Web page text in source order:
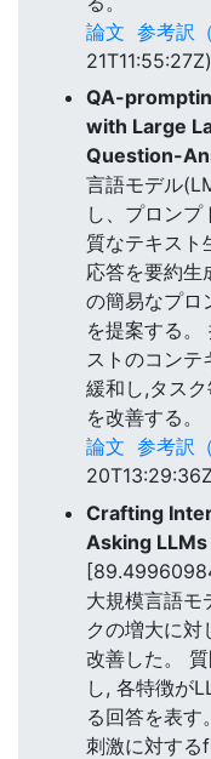
論文 参考訳
21T11:55:27Z)
QA-
with Large
Question-
言語モデル
し、プロン
質なテキスト
応答を要約生
の簡易なプ
を提案する。
ストのコンテ
緩和し,タス
を改善する。
論文 参考訳
Crafting
Asking
大規模言語モ
クの増大に対
改善した。
し, 各特徴が
る回答を表
刺激に対する